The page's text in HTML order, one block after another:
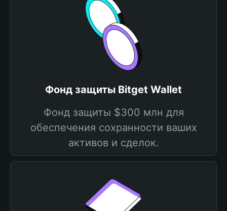
Фонд защиты Bitget Wallet
Фонд защиты $300 млн для
обеспечения сохранности ваших
активов и сделок.